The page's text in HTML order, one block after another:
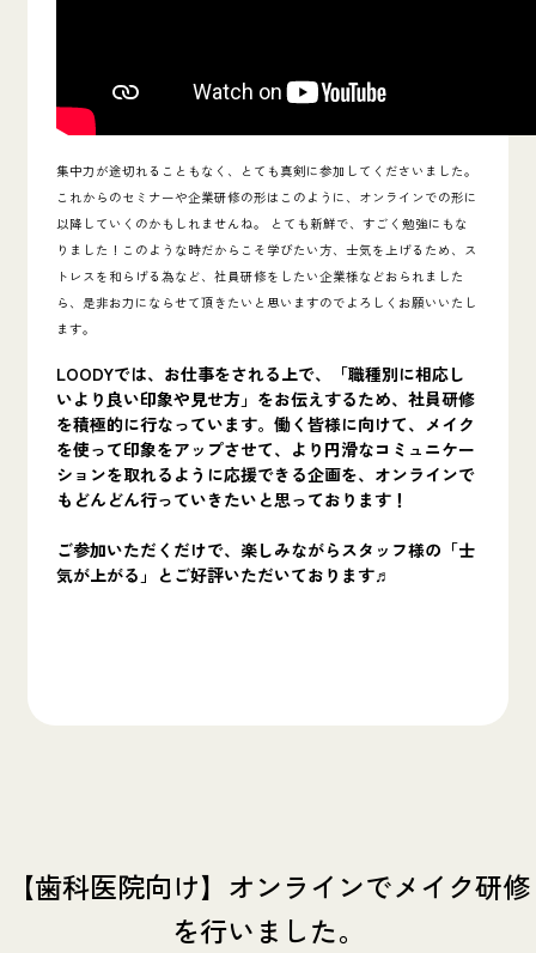
集中力が途切れることもなく、とても真剣に参加してくださいました。
これからのセミナーや企業研修の形はこのように、オンラインでの形に
以降していくのかもしれませんね。 とても新鮮で、すごく勉強にもな
りました！ このような時だからこそ学びたい方、士気を上げるため、ス
トレスを和らげる為など、社員研修をしたい企業様などおられました
ら、是非お力にならせて頂きたいと思いますのでよろしくお願いいたし
ます。
LOODYでは、お仕事をされる上で、「職種別に相応し
いより良い印象や見せ方」をお伝えするため、社員研修
を積極的に行なっています。働く皆様に向けて、メイク
を使って印象をアップさせて、より円滑なコミュニケー
ションを取れるように応援できる企画を、オンラインで
もどんどん行っていきたいと思っております！
ご参加いただくだけで、楽しみながらスタッフ様の「士
気が上がる」とご好評いただいております♬
【歯科医院向け】オンラインでメイク研修
を行いました。